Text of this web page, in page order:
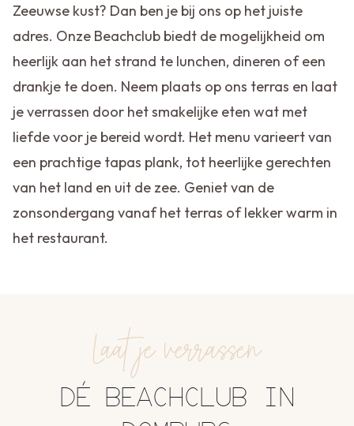
Zeeuwse kust? Dan ben je bij ons op het juiste
adres. Onze Beachclub biedt de mogelijkheid om
heerlijk aan het strand te lunchen, dineren of een
drankje te doen. Neem plaats op ons terras en laat
je verrassen door het smakelijke eten wat met
liefde voor je bereid wordt. Het menu varieert van
een prachtige tapas plank, tot heerlijke gerechten
van het land en uit de zee. Geniet van de
zonsondergang vanaf het terras of lekker warm in
het restaurant.
Laat je verrassen
DÉ BEACHCLUB IN